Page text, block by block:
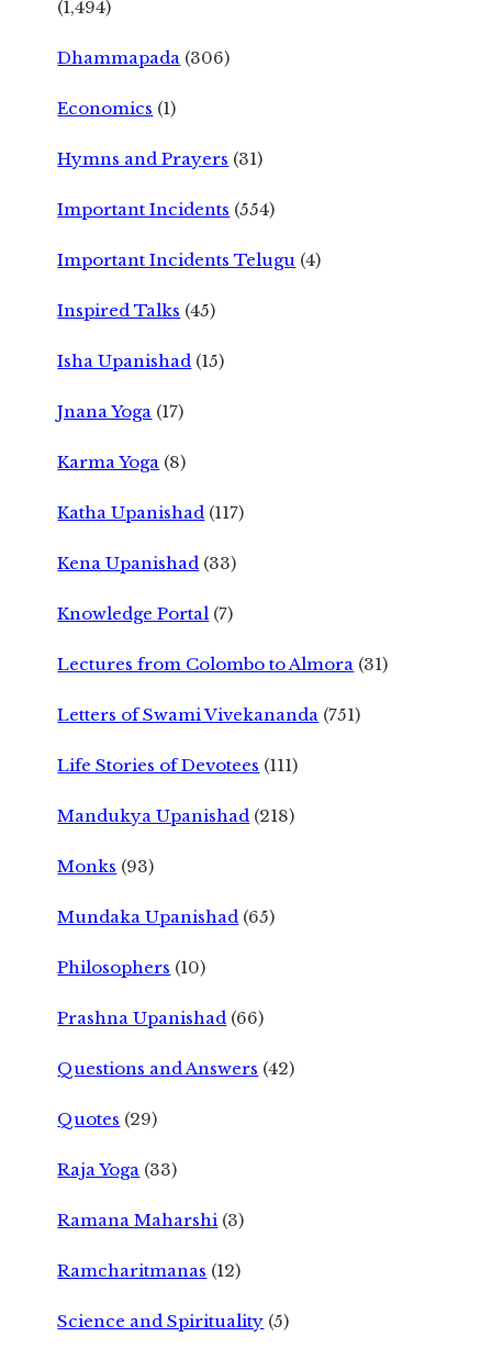
(1,494)
Dhammapada (306)
Economics (1)
Hymns and Prayers (31)
Important Incidents (554)
Important Incidents Telugu (4)
Inspired Talks (45)
Isha Upanishad (15)
Jnana Yoga (17)
Karma Yoga (8)
Katha Upanishad (117)
Kena Upanishad (33)
Knowledge Portal (7)
Lectures from Colombo to Almora (31)
Letters of Swami Vivekananda (751)
Life Stories of Devotees (111)
Mandukya Upanishad (218)
Monks (93)
Mundaka Upanishad (65)
Philosophers (10)
Prashna Upanishad (66)
Questions and Answers (42)
Quotes (29)
Raja Yoga (33)
Ramana Maharshi (3)
Ramcharitmanas (12)
Science and Spirituality (5)